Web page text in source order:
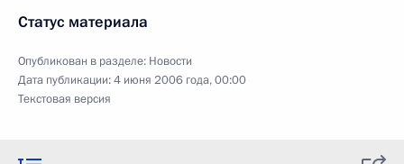
Статус материала
Опубликован в разделе: Новости
Дата публикации:4 июня 2006 года, 00:00
Текстовая версия